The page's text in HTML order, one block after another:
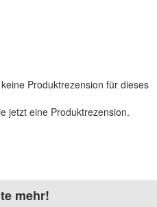
Produktrezension für dieses
jetzt eine Produktrezension.
mehr!